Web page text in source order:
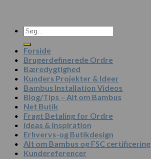
Søg
efter:
Forside
Brugerdefinerede Ordre
Bæredygtighed
Kunders Projekter & Ideer
Bambus Installation Videos
Blog/Tips – Alt om Bambus
Net Butik
Fragt Betaling for Ordre
Ideas & Inspiration
Erhvervs-og Butikdesign
Alt om Bambus og FSC certificering
Kundereferencer